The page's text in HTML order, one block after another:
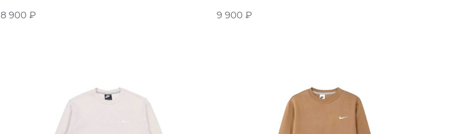
8 900₽ 9 900 ₽